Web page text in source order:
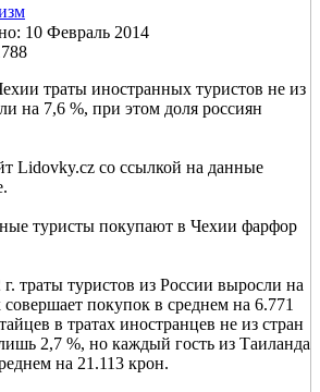
10 Февраль 2014
траты иностранных туристов не из
на 7,6 %, при этом доля россиян
Lidovky.cz со ссылкой на данные
туристы покупают в Чехии фарфор
траты туристов из России выросли на
покупок в среднем на 6.771
в тратах иностранцев не из стран
2,7 %, но каждый гость из Таиланда
на 21.113 крон.